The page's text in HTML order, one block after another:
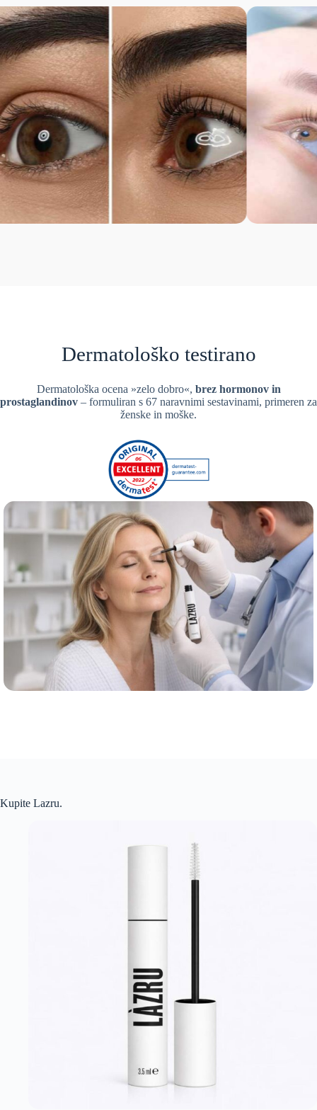
Dermatološko testirano
Dermatološka ocena »zelo dobro«, brez hormonov in
prostaglandinov – formuliran s 67 naravnimi sestavinami, primeren za
ženske in moške.
Kupite Lazru.